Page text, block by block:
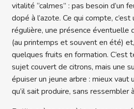
vitalité “calmes” : pas besoin d’un
dopé à l’azote. Ce qui compte, c’est
régulière, une présence éventuelle
(au printemps et souvent en été)
quelques fruits en formation. C’est
sujet couvert de citrons, mais une
épuiser un jeune arbre : mieux vaut
qu’il sait produire, sans ressembler